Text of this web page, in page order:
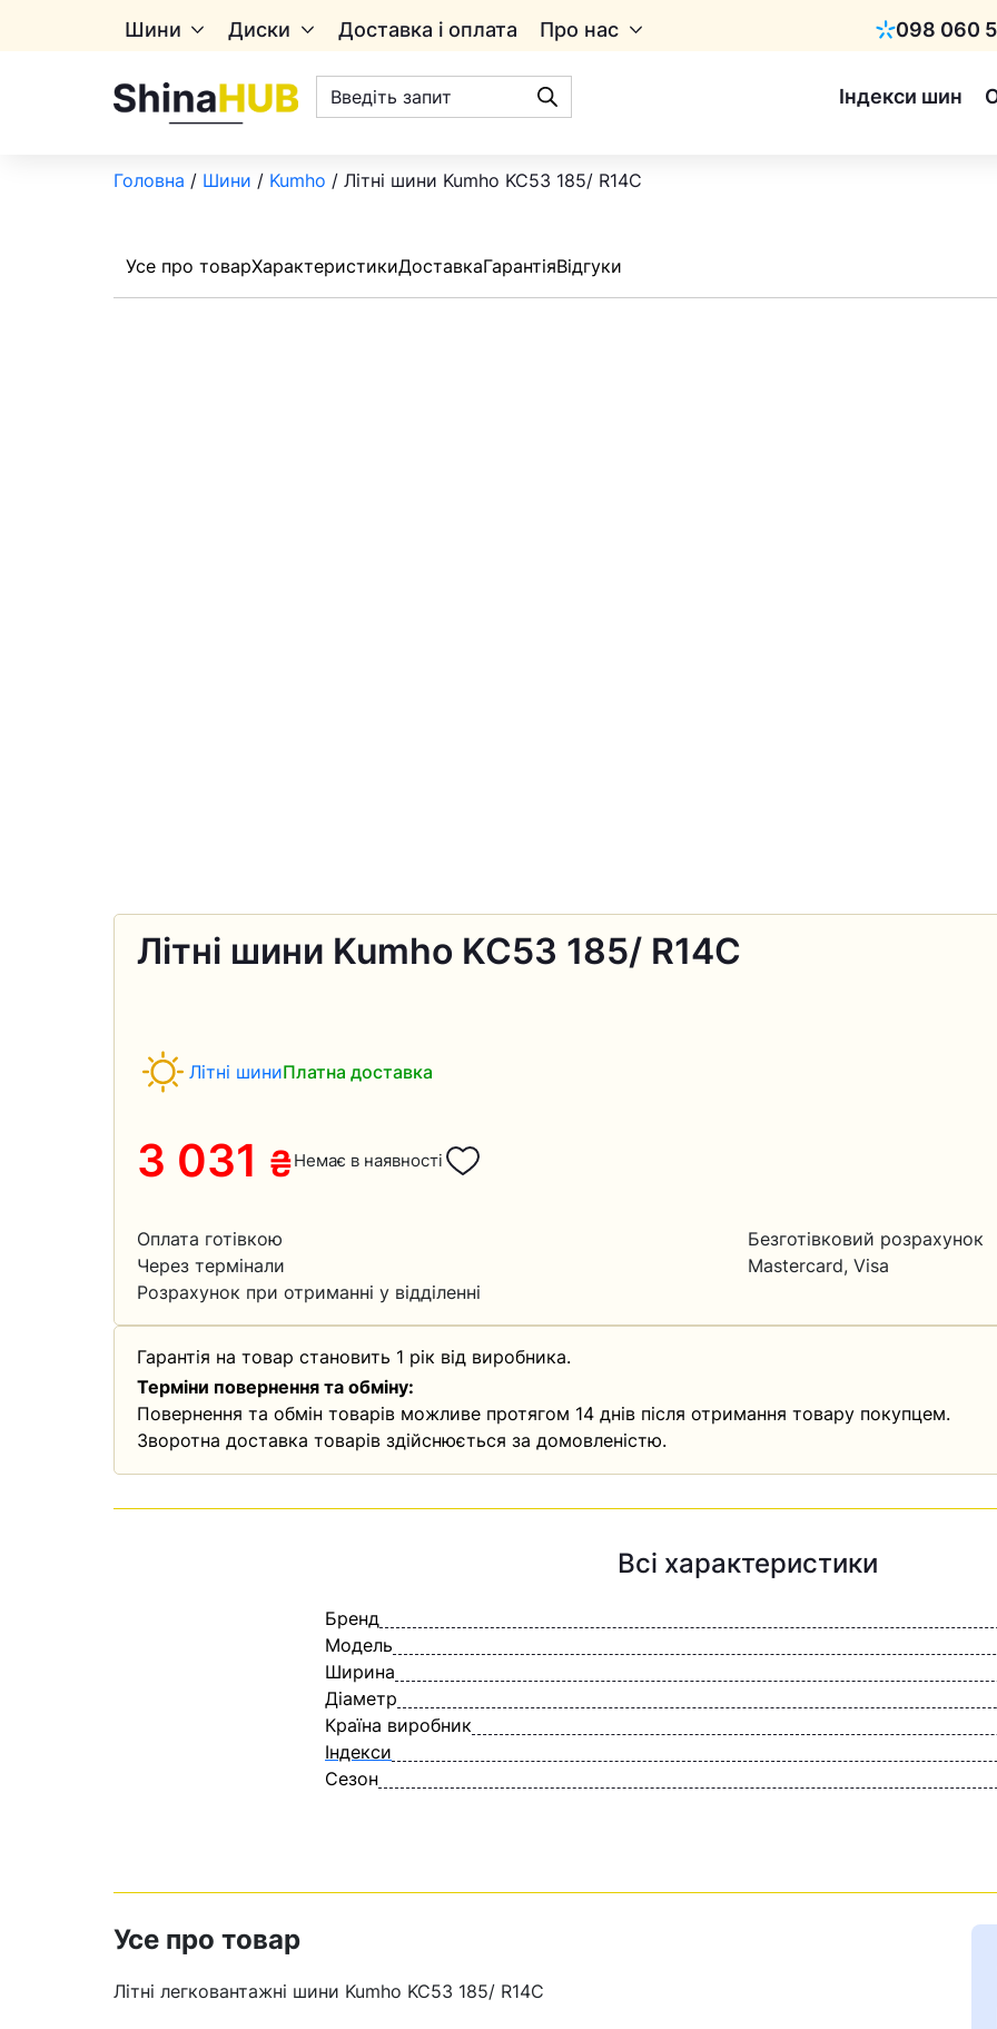
Шини Диски Доставка і оплата Про нас 098 060
Київстар
Пошук
товарів
Індекси шин
Головна / Шини / Kumho / Літні шини Kumho KC53 185/ R14C
Усе про товарХарактеристикиДоставкаГарантіяВідгуки
Літні шини Kumho KC53 185/ R14C
Літні шиниПлатна доставка
3 031 ₴Немає в наявності
Оплата готівкою
Безготівковий розрахунок
Через термінали
Mastercard, Visa
Розрахунок при отриманні у відділенні
Гарантія на товар становить 1 рік від виробника.
Терміни повернення та обміну:
Повернення та обмін товарів можливе протягом 14 днів після отримання товару покупцем.
Зворотна доставка товарів здійснюється за домовленістю.
Всі характеристики
Бренд
Модель
Ширина
Діаметр
Країна виробник
Індекси
Сезон
Усе про товар
Літні легковантажні шини Kumho KC53 185/ R14C